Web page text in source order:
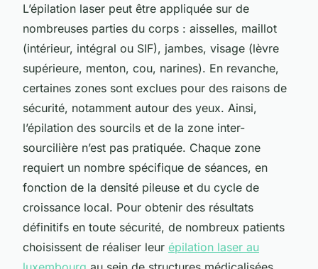
L’épilation laser peut être appliquée sur de
nombreuses parties du corps : aisselles, maillot
(intérieur, intégral ou SIF), jambes, visage (lèvre
supérieure, menton, cou, narines). En revanche,
certaines zones sont exclues pour des raisons de
sécurité, notamment autour des yeux. Ainsi,
l’épilation des sourcils et de la zone inter-
sourcilière n’est pas pratiquée. Chaque zone
requiert un nombre spécifique de séances, en
fonction de la densité pileuse et du cycle de
croissance local. Pour obtenir des résultats
définitifs en toute sécurité, de nombreux patients
choisissent de réaliser leur épilation laser au